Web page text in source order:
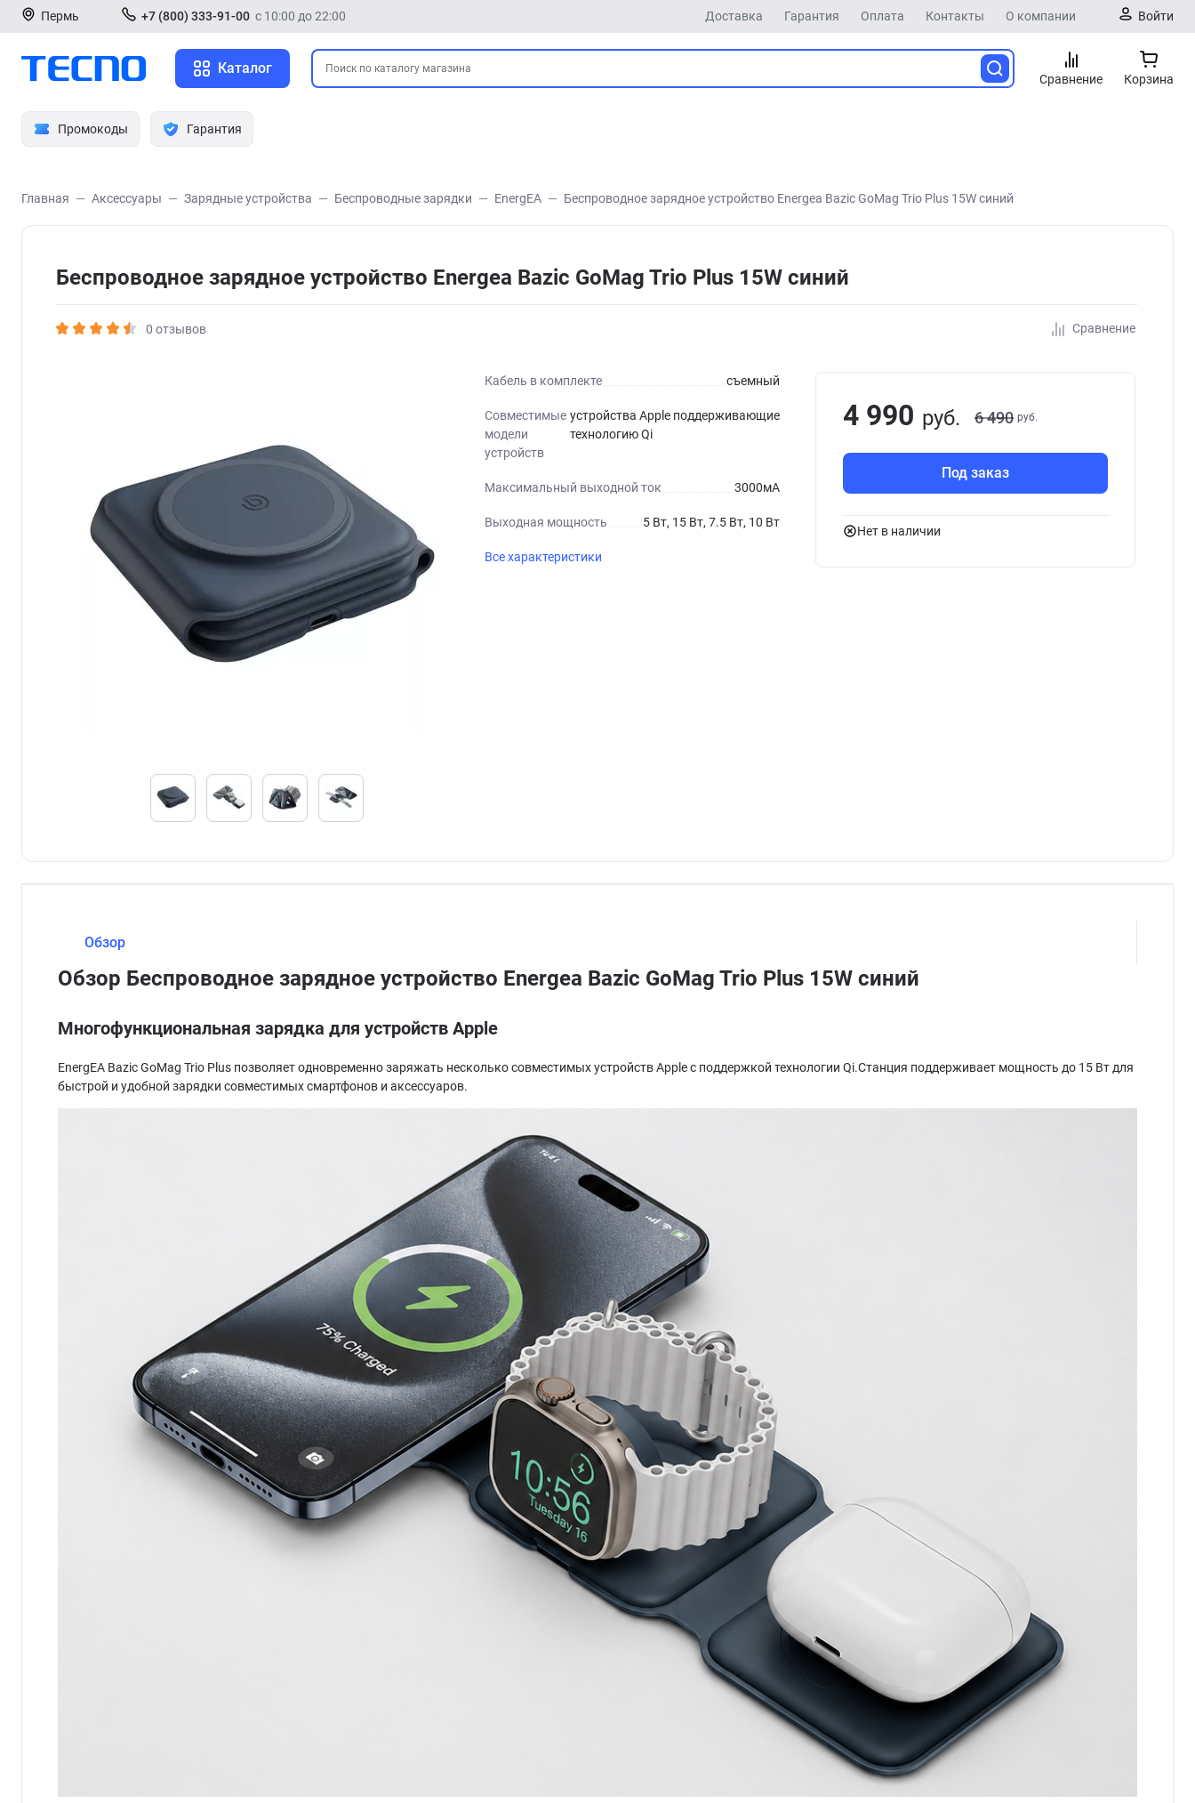
Пермь +7 (800) 333-91-00 с 10:00 до 22:00 Доставка Гарантия Оплата Контакты О компании Войти
Каталог
Сравнение Корзина
Промокоды Гарантия
Главная Аксессуары Зарядные устройства Беспроводные зарядки EnergEA Беспроводное зарядное устройство Energea Bazic GoMag Trio Plus 15W синий
Беспроводное зарядное устройство Energea Bazic GoMag Trio Plus 15W синий
0 отзывов Сравнение
Кабель в комплекте съемный
Совместимые
модели
устройств
устройства Apple поддерживающие
технологию Qi
Максимальный выходной ток 3000мА
Выходная мощность 5 Вт, 15 Вт, 7.5 Вт, 10 Вт
Все характеристики
4 990 руб. 6 490 руб.
Под заказ
Нет в наличии
Обзор
Обзор Беспроводное зарядное устройство Energea Bazic GoMag Trio Plus 15W синий
Многофункциональная зарядка для устройств Apple
EnergEA Bazic GoMag Trio Plus позволяет одновременно заряжать несколько совместимых устройств Apple с поддержкой технологии Qi.Станция поддерживает мощность до 15 Вт для
быстрой и удобной зарядки совместимых смартфонов и аксессуаров.